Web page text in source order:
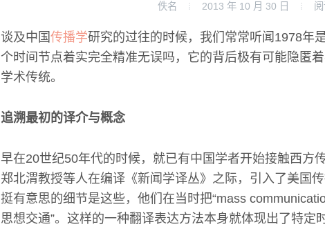
佚名 2013 年 10 月 30 日
谈及中国传播学研究的过往的时候，我们常常听闻1978年
个时间节点着实完全精准无误吗，它的背后极有可能隐匿
学术传统。
追溯最初的译介与概念
早在20世纪50年代的时候，就已有中国学者开始接触西方
郑北渭教授等人在编译《新闻学译丛》之际，引入了美国
挺有意思的细节是这些，他们在当时把“mass
思想交通”。这样的一种翻译表达方法本身就体现出了特定